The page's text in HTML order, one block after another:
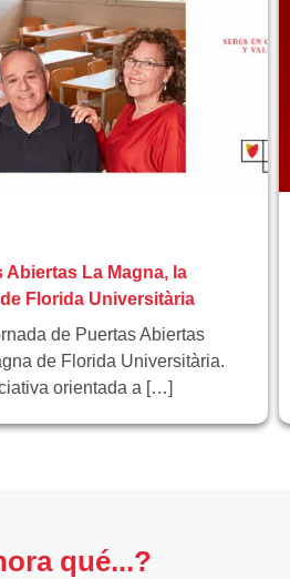
La Magna, la
Florida Universitària
de Puertas Abiertas
de Florida Universitària.
orientada a […]
qué...?